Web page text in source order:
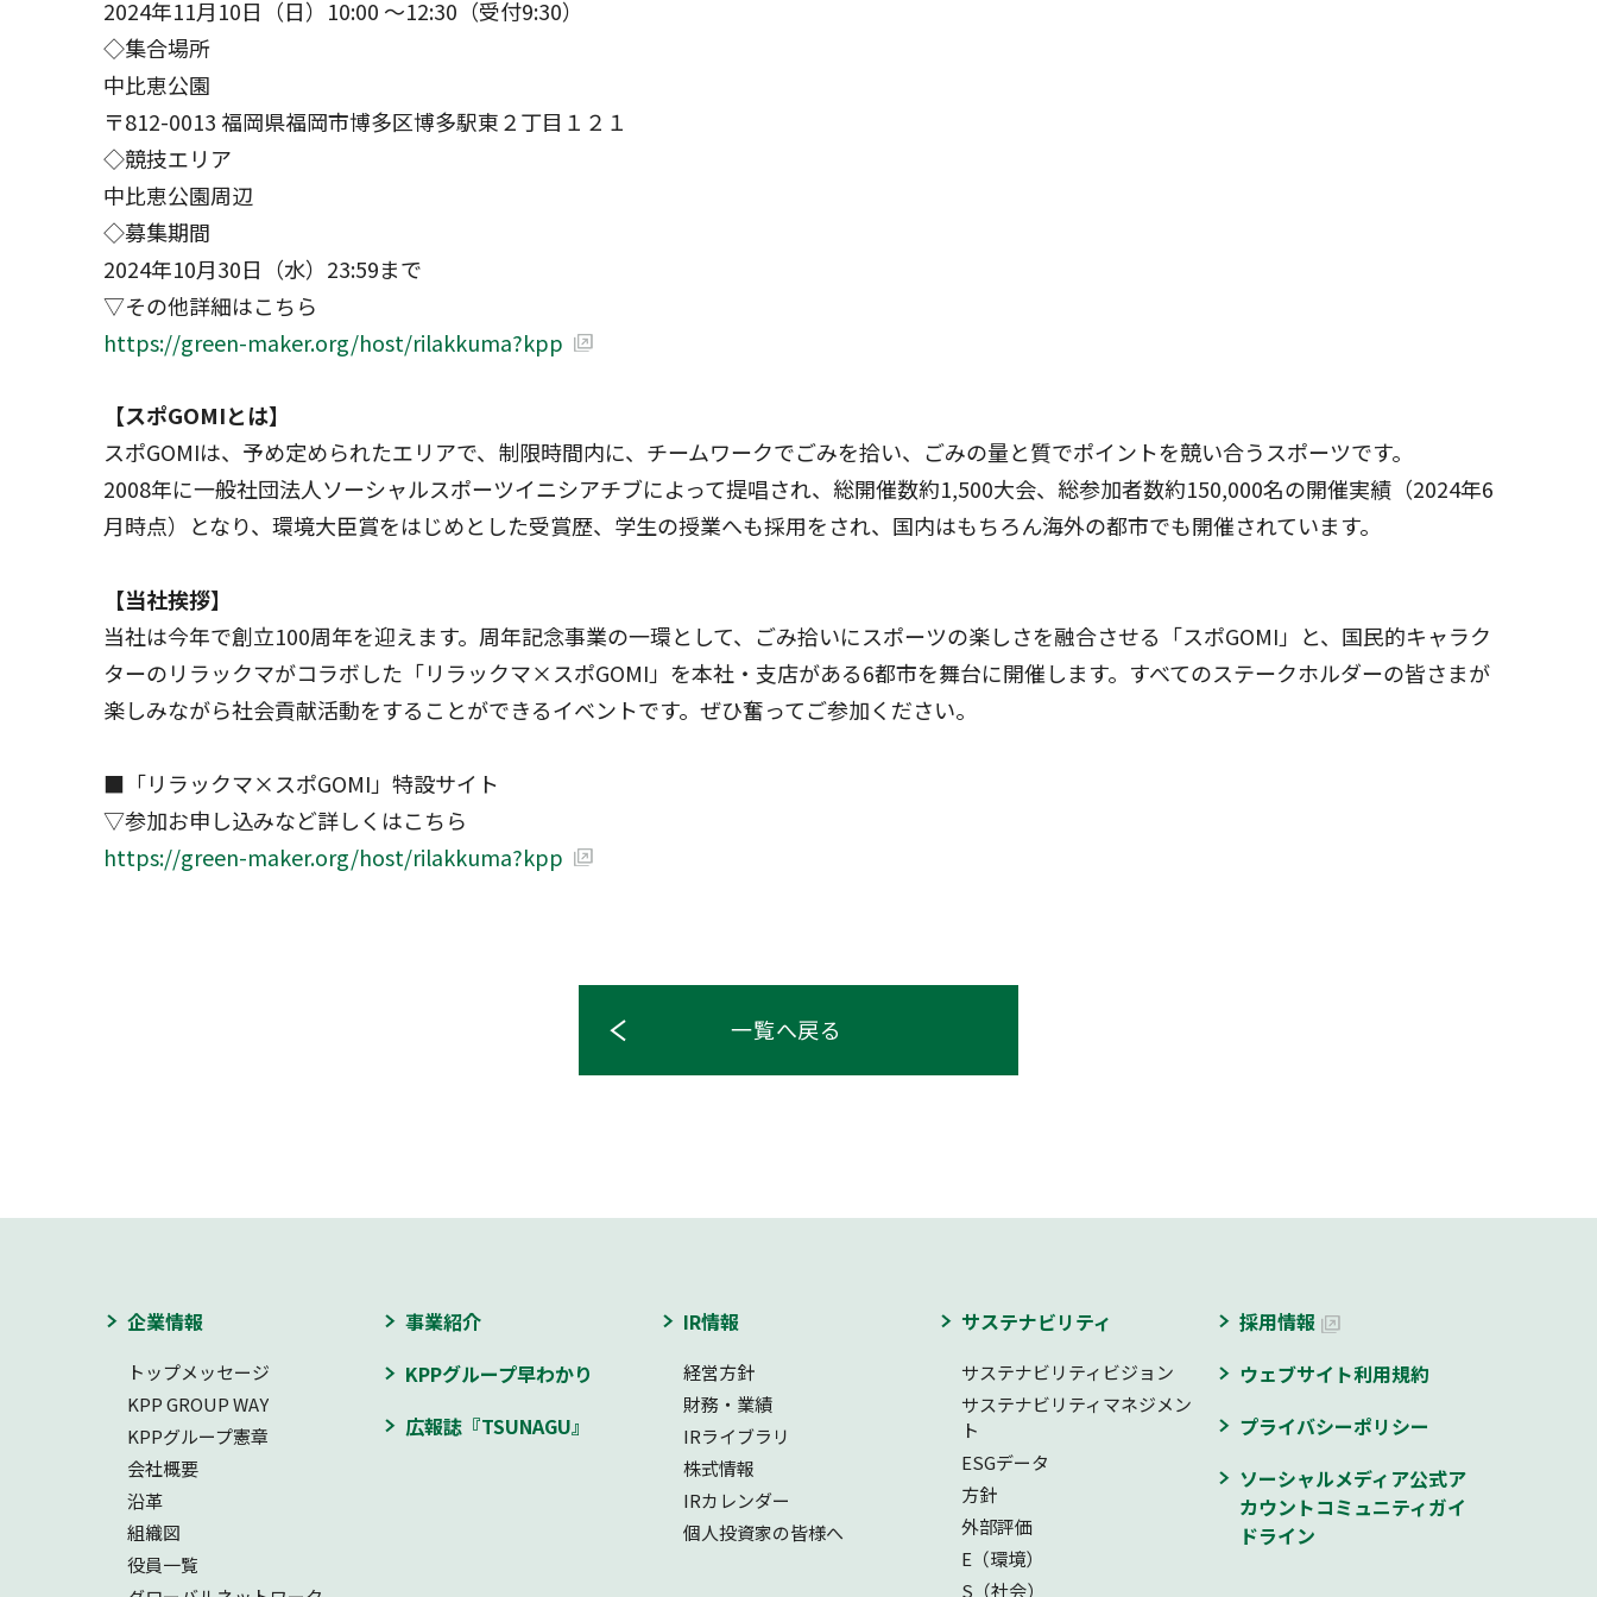
2024年11月10日（日）10:00 ～12:30（受付9:30）
◇集合場所
中比恵公園
〒812-0013 福岡県福岡市博多区博多駅東２丁目１２１
◇競技エリア
中比恵公園周辺
◇募集期間
2024年10月30日（水）23:59まで
▽その他詳細はこちら
https://green-maker.org/host/rilakkuma?kpp
【スポGOMIとは】
スポGOMIは、予め定められたエリアで、制限時間内に、チームワークでごみを拾い、ごみの量と質でポイントを競い合うスポーツです。
2008年に一般社団法人ソーシャルスポーツイニシアチブによって提唱され、総開催数約1,500大会、総参加者数約150,000名の開催実績（2024年6
月時点）となり、環境大臣賞をはじめとした受賞歴、学生の授業へも採用をされ、国内はもちろん海外の都市でも開催されています。
【当社挨拶】
当社は今年で創立100周年を迎えます。周年記念事業の一環として、ごみ拾いにスポーツの楽しさを融合させる「スポGOMI」と、国民的キャラク
ターのリラックマがコラボした「リラックマ×スポGOMI」を本社・支店がある6都市を舞台に開催します。すべてのステークホルダーの皆さまが
楽しみながら社会貢献活動をすることができるイベントです。ぜひ奮ってご参加ください。
■「リラックマ×スポGOMI」特設サイト
▽参加お申し込みなど詳しくはこちら
https://green-maker.org/host/rilakkuma?kpp
一覧へ戻る
企業情報
トップメッセージ
KPP GROUP WAY
KPPグループ憲章
会社概要
沿革
組織図
役員一覧
事業紹介
KPPグループ早わかり
広報誌『TSUNAGU』
IR情報
経営方針
財務・業績
IRライブラリ
株式情報
IRカレンダー
個人投資家の皆様へ
サステナビリティ
サステナビリティビジョン
サステナビリティマネジメン
ト
ESGデータ
方針
外部評価
E（環境）
S（社会）
採用情報
ウェブサイト利用規約
プライバシーポリシー
ソーシャルメディア公式ア
カウントコミュニティガイ
ドライン